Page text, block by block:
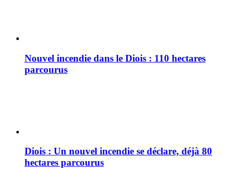
Nouvel incendie dans le Diois : 110 hectares
parcourus
Diois : Un nouvel incendie se déclare, déjà 80
hectares parcourus